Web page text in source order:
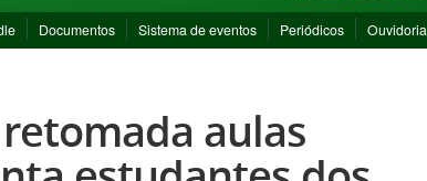
Documentos Sistema de eventos Periódicos Ouvidoria
aulas